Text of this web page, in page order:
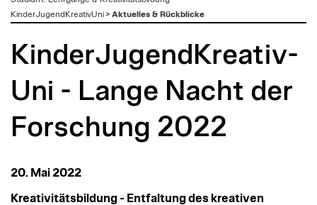
Inhalt
KinderJugendKreativUni> Aktuelles & Rückblicke
KinderJugendKreativ­
Uni - Lange Nacht der
Forschung 2022
20. Mai 2022
Kreativitätsbildung - Entfaltung des kreativen